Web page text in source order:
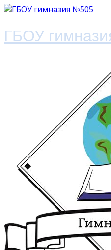
ГБОУ